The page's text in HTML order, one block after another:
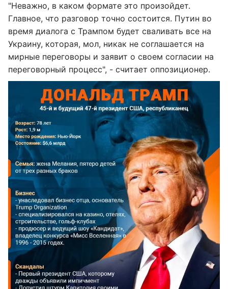
"Неважно, в каком формате это произойдет.
Главное, что разговор точно состоится. Путин во
время диалога с Трампом будет сваливать все на
Украину, которая, мол, никак не соглашается на
мирные переговоры и заявит о своем согласии на
переговорный процесс", - считает оппозиционер.